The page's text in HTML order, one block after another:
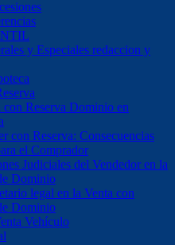
y Especiales redaccion y
con Reserva Dominio en
con Reserva: Consecuencias
el Comprador
Judiciales del Vendedor en la
Dominio
legal en la Venta con
Dominio
Vehículo